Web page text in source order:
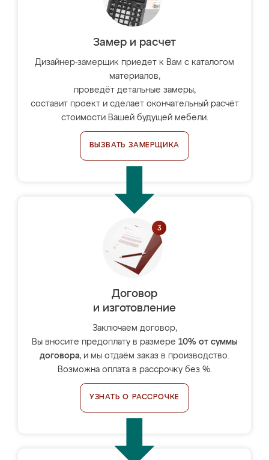
Замер и расчет
Дизайнер-замерщик приедет к Вам с каталогом
материалов,
проведёт детальные замеры,
составит проект и сделает окончательный расчёт
стоимости Вашей будущей мебели.
ВЫЗВАТЬ ЗАМЕРЩИКА
Договор
и изготовление
Заключаем договор,
Вы вносите предоплату в размере 10% от суммы
договора, и мы отдаём заказ в производство.
Возможна оплата в рассрочку без %.
УЗНАТЬ О РАССРОЧКЕ